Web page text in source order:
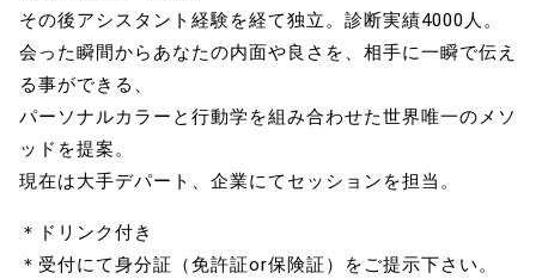
その後アシスタント経験を経て独立。診断実績4000人。
会った瞬間からあなたの内面や良さを、相手に一瞬で伝え
る事ができる、
パーソナルカラーと行動学を組み合わせた世界唯一のメソ
ッドを提案。
現在は大手デパート、企業にてセッションを担当。
＊ドリンク付き
＊受付にて身分証（免許証or保険証）をご提示下さい。